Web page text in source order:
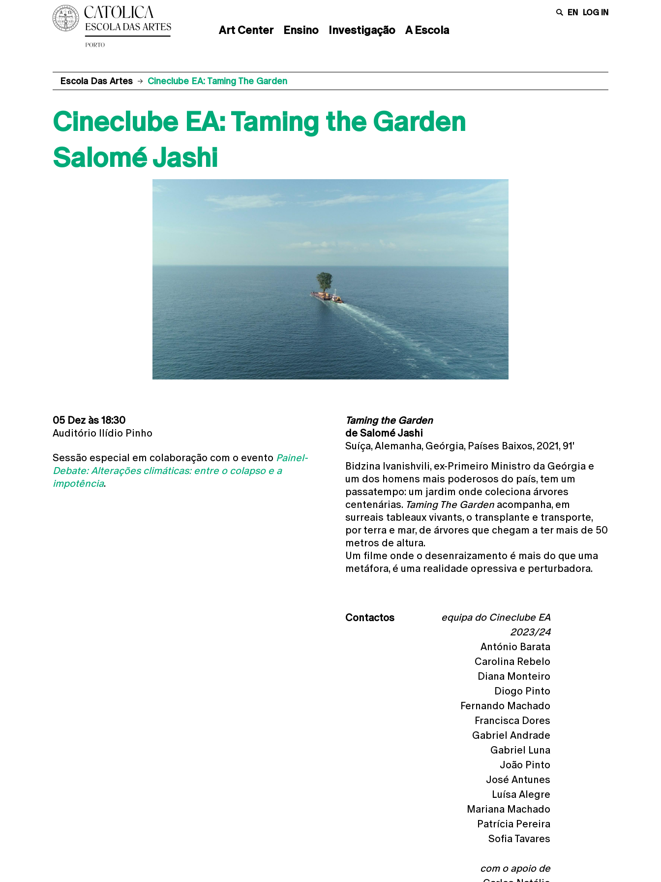
Art Center Ensino Investigação A Escola
EN LOG IN
Escola Das Artes Cineclube EA: Taming The Garden
Cineclube EA: Taming the Garden
Salomé Jashi
05 Dez às 18:30
Auditório Ilídio Pinho
Sessão especial em colaboração com o evento Painel-
Debate: Alterações climáticas: entre o colapso e a
impotência.
Contactos
equipa do Cineclube EA
2023/24
António Barata
Carolina Rebelo
Diana Monteiro
Diogo Pinto
Fernando Machado
Francisca Dores
Gabriel Andrade
Gabriel Luna
João Pinto
José Antunes
Luísa Alegre
Mariana Machado
Patrícia Pereira
Sofia Tavares
com o apoio de
Taming the Garden
de Salomé Jashi
Suíça, Alemanha, Geórgia, Países Baixos, 2021, 91'
Bidzina Ivanishvili, ex-Primeiro Ministro da Geórgia e
um dos homens mais poderosos do país, tem um
passatempo: um jardim onde coleciona árvores
centenárias. Taming The Garden acompanha, em
surreais tableaux vivants, o transplante e transporte,
por terra e mar, de árvores que chegam a ter mais de 50
metros de altura.
Um filme onde o desenraizamento é mais do que uma
metáfora, é uma realidade opressiva e perturbadora.